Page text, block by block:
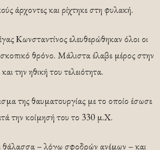
άρχοντες και ρίχτηκε στη φυλακή.
Κωνσταντίνος ελευθερώθηκαν όλοι οι
θρόνο. Μάλιστα έλαβε μέρος στην
την ηθική του τελειότητα.
της θαυματουργίας με το οποίο έσωσε
την κοίμησή του το 330 μ.Χ.
θάλασσα – λόγω σφοδρών ανέμων – και